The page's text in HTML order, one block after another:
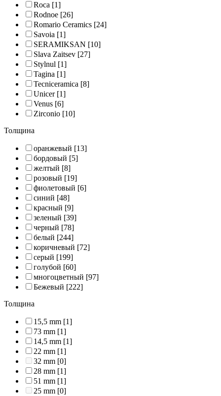
Roca [1]
Rodnoe [26]
Romario Ceramics [24]
Savoia [1]
SERAMIKSAN [10]
Slava Zaitsev [27]
Stylnul [1]
Tagina [1]
Tecniceramica [8]
Unicer[1]
Venus [6]
Zirconio [10]
Толщина
оранжевый [13]
бордовый [5]
желтый [8]
розовый [19]
фиолетовый [6]
синий [48]
красный [9]
зеленый [39]
черный [78]
белый [244]
коричневый [72]
серый [199]
голубой [60]
многоцветный [97]
Бежевый [222]
Толщина
15,5 mm [1]
73 mm [1]
14,5 mm [1]
22 mm [1]
32 mm [0]
28 mm [1]
51 mm [1]
25 mm [0]